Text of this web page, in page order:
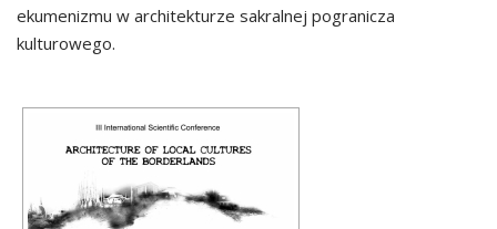
ekumenizmu w architekturze sakralnej pogranicza
kulturowego.